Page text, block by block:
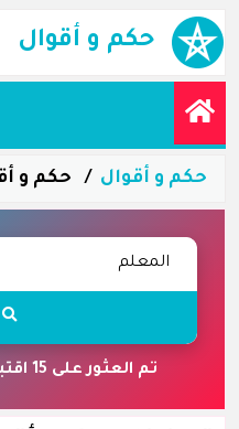
حكم و أقوال
حكم و أقوال حكم و
تم العثور على 15 اقتباس مطابق لـ "المعلم"